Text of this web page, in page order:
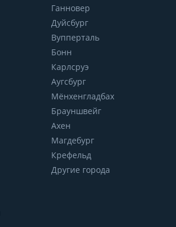
Ганновер
Дуйсбург
Вупперталь
Бонн
Карлсруэ
Аугсбург
Мёнхенгладбах
Брауншвейг
Ахен
Магдебург
Крефельд
Другие города